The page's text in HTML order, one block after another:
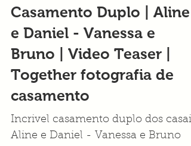
Casamento Duplo | Aline
e Daniel - Vanessa e
Bruno | Video Teaser |
Together fotografia de
casamento
Incrivel casamento duplo dos casais
Aline e Daniel - Vanessa e Bruno